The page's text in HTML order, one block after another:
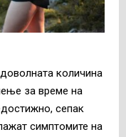
количина
за време на
сепак
симптомите на